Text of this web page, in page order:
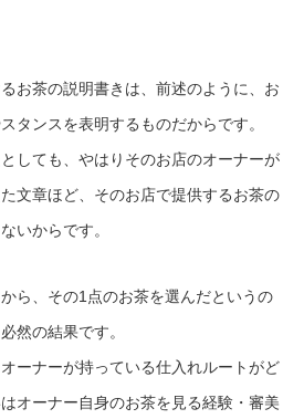
お茶の説明書きは、前述のように、お
タンスを表明するものだからです。
しても、やはりそのお店のオーナーが
文章ほど、そのお店で提供するお茶の
いからです。
ら、その1点のお茶を選んだというの
然の結果です。
ーナーが持っている仕入れルートがど
オーナー自身のお茶を見る経験・審美